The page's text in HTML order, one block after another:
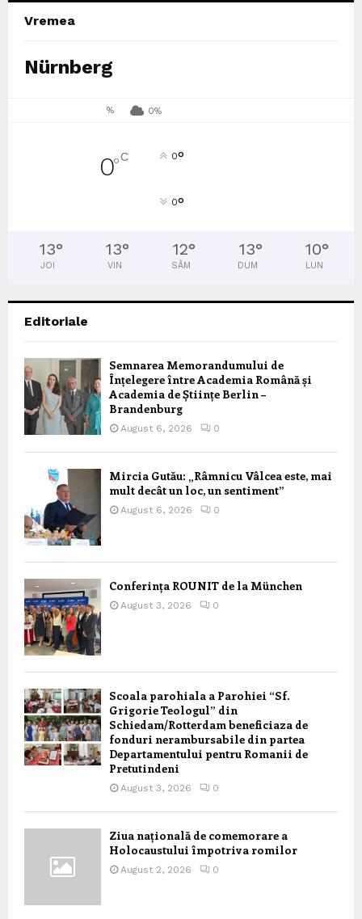
Vremea
Nürnberg
% 0%
0°C 0°
0°
13°
JOI
13°
VIN
12°
SÂM
13°
DUM
10°
LUN
Editoriale
Semnarea Memorandumului de
Înțelegere între Academia Română și
Academia de Științe Berlin –
Brandenburg
August 6, 2026 0
Mircia Gutău: „Râmnicu Vâlcea este, mai
mult decât un loc, un sentiment”
August 6, 2026 0
Conferința ROUNIT de la München
August 3, 2026 0
Scoala parohiala a Parohiei “Sf.
Grigorie Teologul” din
Schiedam/Rotterdam beneficiaza de
fonduri nerambursabile din partea
Departamentului pentru Romanii de
Pretutindeni
August 3, 2026 0
Ziua națională de comemorare a
Holocaustului împotriva romilor
August 2, 2026 0